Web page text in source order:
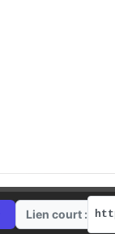
Lien court :